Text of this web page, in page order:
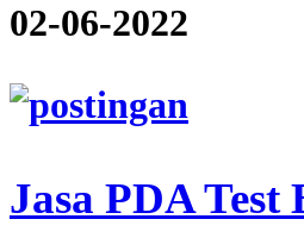
02-06-2022
Jasa PDA Test